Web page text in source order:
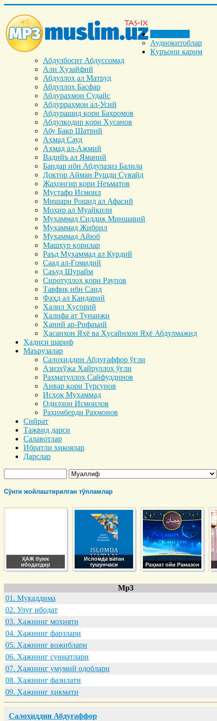
Аудиокитоблар
Қуръони карим
Абдулбосит Абдуссомад
Али Ҳузайфий
Абдуллоҳ ал Матруд
Абдуллоҳ Басфар
Абдураҳмон Судайс
Абдурраҳмон ал-Усий
Абдурашид қори Баҳромов
Абдулқодир қори Ҳусанов
Абу Бакр Шатрий
Аҳмад Сауд
Аҳмад ал-Ажмий
Вадийъ ал Яманий
Бандар ибн Абдулазиз Балила
Доктор Айман Рушди Сувайд
Жаҳонгир қори Неъматов
Мустафо Исмоил
Мишари Рошид ал Афасий
Моҳир ал Муайқили
Муҳаммад Cиддиқ Миншавий
Муҳаммад Жибрил
Муҳаммад Айюб
Машҳур қорилар
Раъд Муҳаммад ал Курдий
Саад ал-Ғомидий
Саъуд Шурайм
Сиротуллоҳ қори Раупов
Тавфиқ ибн Саид
Фаҳд ал Кандарий
Халил Ҳусорий
Халифа ат Тунаижи
Ҳаний ар-Рифаъий
Ҳасанхон Яҳё ва Ҳусайнхон Яҳё Абдулмажид
Ҳадиси шариф
Маърузалар
Салоҳиддин Абдуғаффор ўғли
Азизхўжа Хайруллоҳ ўғли
Раҳматуллоҳ Сайфуддинов
Анвар қори Турсунов
Исҳоқ Муҳаммад
Одилхон Исмоилов
Раҳимберди Раҳмонов
Сийрат
Тажвид дарси
Салавотлар
Ибратли ҳикоялар
Дарслар
Сўнги жойлаштирилган тўпламлар
ҲАЖ буюк
ибодатдир
Исломда ватан
тушунчаси
Раҳмат ойи Рамазон
Mp3
01. Муқaддимa
02. Улуғ ибодaт
03. Ҳaжнинг моҳияти
04. Ҳaжнинг фaрзлaри
05. Ҳaжнинг вожиблaри
06. Ҳaжнинг суннaтлaри
07. Ҳaжнинг умумий одоблaри
08. Ҳaжнинг фaзилaти
09. Ҳaжнинг ҳикмaти
Салоҳиддин Абдуғаффор